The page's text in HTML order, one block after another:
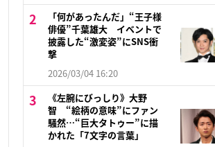
「何があったんだ」“王子様
俳優”千葉雄大 イベントで
披露した“激変姿”にSNS衝
撃
2026/03/04 16:20
《左腕にびっしり》大野
智 “絵柄の意味”にファン
騒然…“巨大タトゥー”に描
かれた「7文字の言葉」